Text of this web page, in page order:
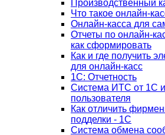
Производственный
Что такое онлайн-
Онлайн-касса для
Отчеты по онлайн-
как сформировать
Как и где получить
для онлайн-касс
1С: Отчетность
Система ИТС от 1С
пользователя
Как отличить
подделки - 1С
Система обмена